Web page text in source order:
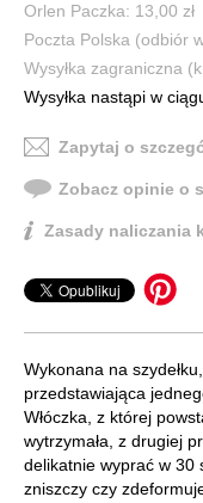
Orlen Paczka: 13,00 zł
Poczta Polska (odbiór
Wysyłka zagraniczna
Wysyłka nastąpi w
Zapytaj o
Zobacz opinie o
Zasady naliczania
Wykonana na
przedstawiająca
Włóczka, z której
wytrzymała, z drugiej
delikatnie wyprać w 30
zniszczy czy